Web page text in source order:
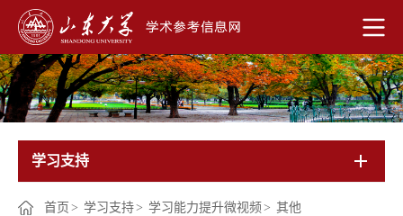
学习支持
首页 > 学习支持> 学习能力提升微视频 > 其他